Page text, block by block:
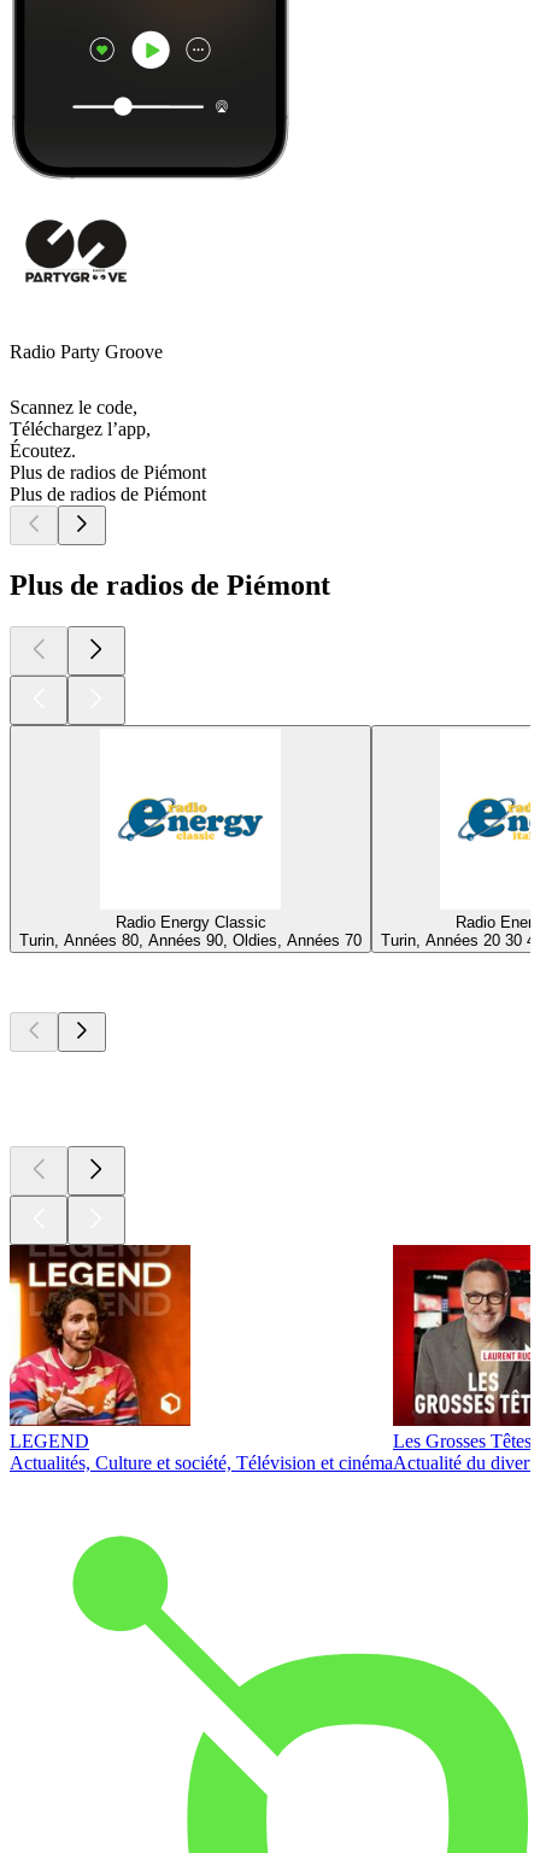
Radio Party Groove
Scannez le code,
Téléchargez l’app,
Écoutez.
Plus de radios de Piémont
Plus de radios de Piémont
Plus de radios de Piémont
Radio Energy Classic
Turin, Années 80, Années 90, Oldies, Années 70
Radio
Turin, Années 20 30
LEGEND
Actualités, Culture et société, Télévision et cinéma
Les Grosses Têtes
Actualité du